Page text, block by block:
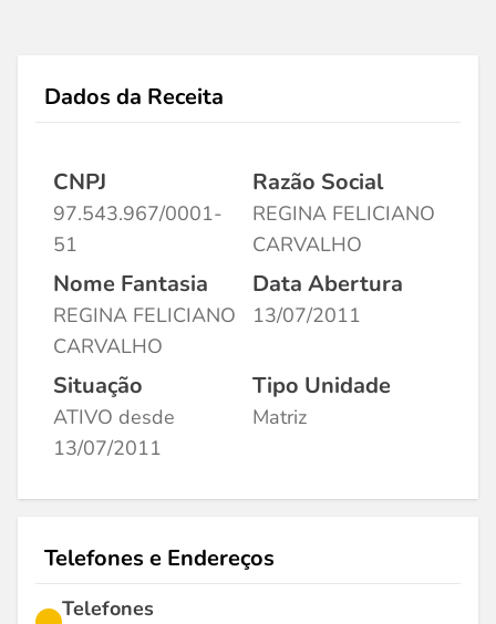
Dados da Receita
CNPJ
97.543.967/0001-
51
Razão Social
REGINA FELICIANO
CARVALHO
Nome Fantasia
REGINA FELICIANO
CARVALHO
Data Abertura
13/07/2011
Situação
ATIVO desde
13/07/2011
Tipo Unidade
Matriz
Telefones e Endereços
Telefones